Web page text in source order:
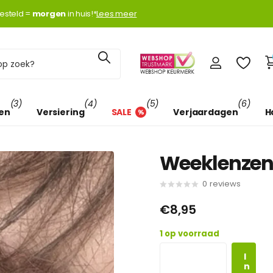
Klarna
Klarna
= morgenin huis!*Lees meer
morgen
(3)
Versiering
(4)
SALE
(5)
Verjaardagen
(6)
0 reviews
€8,95
1 op voorraad
I
n